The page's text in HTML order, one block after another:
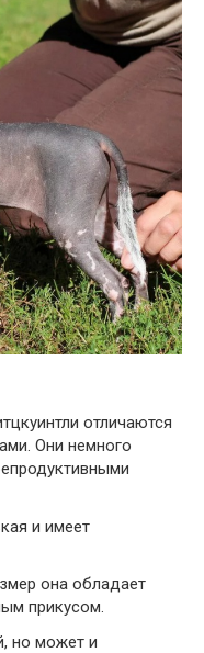
отличаются
Они немного
и имеет
она обладает
прикусом.
но может и